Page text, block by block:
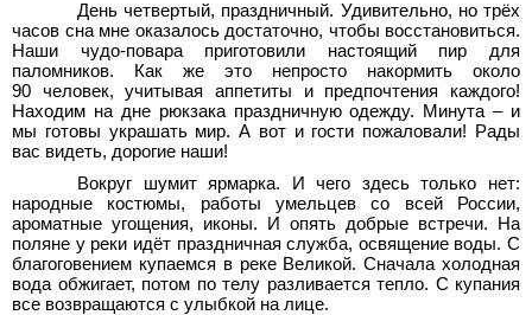
День четвертый, праздничный. Удивительно, но трёх
часов сна мне оказалось достаточно, чтобы восстановиться.
Наши чудо-повара приготовили настоящий пир для
паломников. Как же это непросто накормить около
90 человек, учитывая аппетиты и предпочтения каждого!
Находим на дне рюкзака праздничную одежду. Минута – и
мы готовы украшать мир. А вот и гости пожаловали! Рады
вас видеть, дорогие наши!
Вокруг шумит ярмарка. И чего здесь только нет:
народные костюмы, работы умельцев со всей России,
ароматные угощения, иконы. И опять добрые встречи. На
поляне у реки идёт праздничная служба, освящение воды. С
благоговением купаемся в реке Великой. Сначала холодная
вода обжигает, потом по телу разливается тепло. С купания
все возвращаются с улыбкой на лице.